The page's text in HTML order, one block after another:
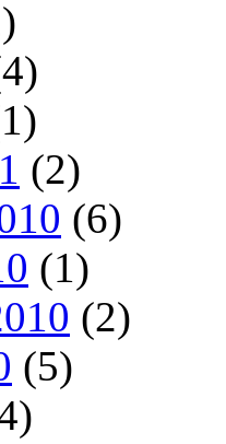
(2)
(6)
(1)
(2)
(5)